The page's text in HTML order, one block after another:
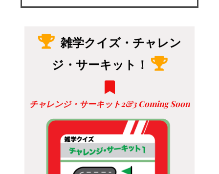
雑学クイズ・チャレン
ジ・サーキット！
チャレンジ・サーキット2&3 Coming Soon